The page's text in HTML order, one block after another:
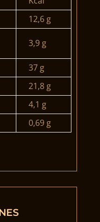
12,6 g
3,9 g
37 g
21,8 g
4,1 g
0,69 g